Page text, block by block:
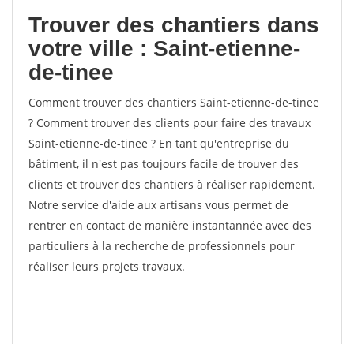
Trouver des chantiers dans
votre ville : Saint-etienne-
de-tinee
Comment trouver des chantiers Saint-etienne-de-tinee
? Comment trouver des clients pour faire des travaux
Saint-etienne-de-tinee ? En tant qu'entreprise du
bâtiment, il n'est pas toujours facile de trouver des
clients et trouver des chantiers à réaliser rapidement.
Notre service d'aide aux artisans vous permet de
rentrer en contact de manière instantannée avec des
particuliers à la recherche de professionnels pour
réaliser leurs projets travaux.